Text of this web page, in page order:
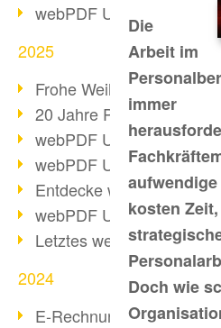
webPDF Update 10.0.4
2025
Frohe Weihnachten &
20 Jahre PDF/A
webPDF Update 10.0.3
webPDF Update 10.0.2
Entdecke webPDF 10
webPDF Update
Letztes webPDF 8
2024
E-Rechnungsstellung ab
Die
Arbeit im
immer
kosten
Doch wie